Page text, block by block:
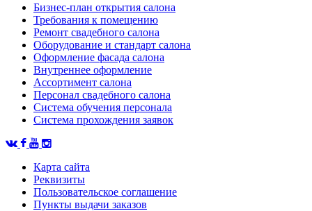
Бизнес-план открытия салона
Требования к помещению
Ремонт свадебного салона
Оборудование и стандарт салона
Оформление фасада салона
Внутреннее оформление
Ассортимент салона
Персонал свадебного салона
Система обучения персонала
Система прохождения заявок
Карта сайта
Реквизиты
Пользовательское соглашение
Пункты выдачи заказов